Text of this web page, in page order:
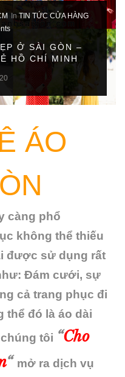
In TIN TỨC CỬA HÀNG
Ở SÀI GÒN –
HỒ CHÍ MINH
ÁO
càng phổ
không thể thiếu
được sử dụng rất
Đám cưới, sự
cả trang phục đi
đó là áo dài
tôi “Cho
“ mở ra dịch vụ